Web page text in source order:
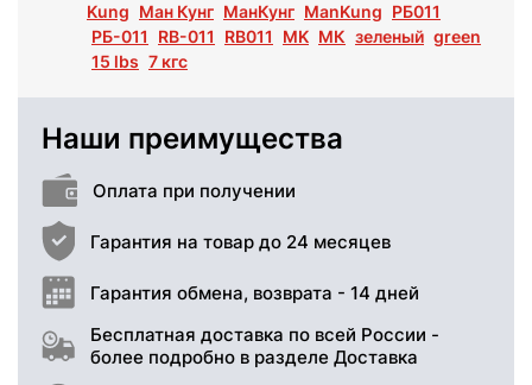
Kung Ман Кунг МанКунг ManKung РБ011
РБ-011
RB-011 RB011 MK МК зеленый green
15 lbs 7 кгс
Наши преимущества
Оплата при получении
Гарантия на товар до 24 месяцев
Гарантия обмена, возврата - 14 дней
Бесплатная доставка по всей России -
более подробно в разделе Доставка